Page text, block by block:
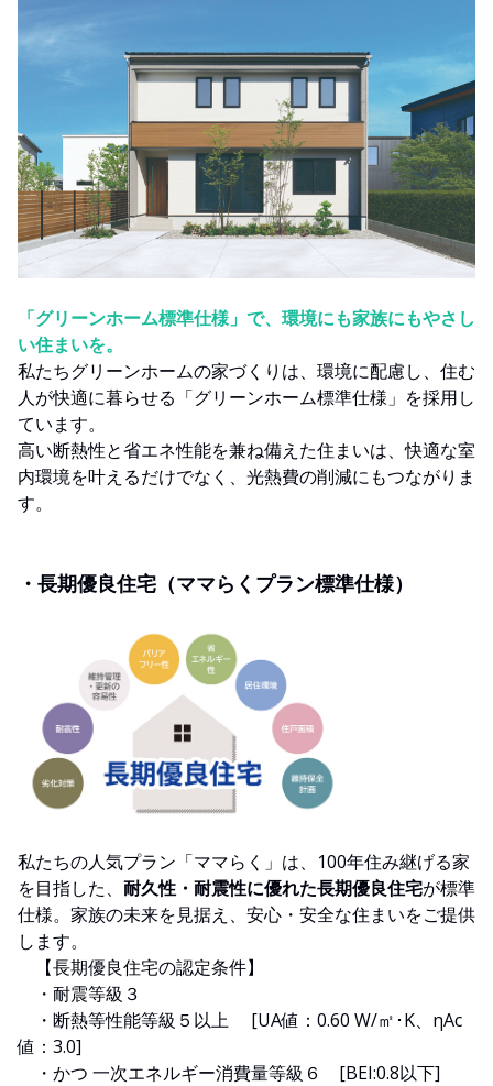
「グリーンホーム標準仕様」で、環境にも家族にもやさし
い住まいを。
私たちグリーンホームの家づくりは、環境に配慮し、住む
人が快適に暮らせる「グリーンホーム標準仕様」を採用し
ています。
高い断熱性と省エネ性能を兼ね備えた住まいは、快適な室
内環境を叶えるだけでなく、光熱費の削減にもつながりま
す。
・長期優良住宅（ママらくプラン標準仕様）
私たちの人気プラン「ママらく」は、100年住み継げる家
を目指した、 耐久性・耐震性に優れた長期優良住宅が標準
仕様。家族の未来を見据え、安心・安全な住まいをご提供
します。
【長期優良住宅の認定条件】
・耐震等級３
・断熱等性能等級５以上 [UA値：0.60 W/㎡･K、ηAc
値：3.0]
・かつ 一次エネルギー消費量等級６ [BEI:0.8以下]